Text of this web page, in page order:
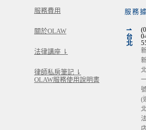
服務費用
關於OLAW
法律講座 ⇂
律師私房筆記 ⇂
OLAW服務使用說明書
服務
⇀
台
北
(